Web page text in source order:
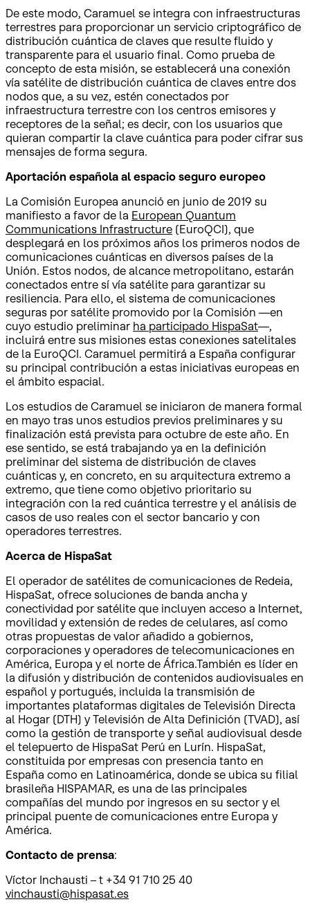
De este modo, Caramuel se integra con infraestructuras
terrestres para proporcionar un servicio criptográfico de
distribución cuántica de claves que resulte fluido y
transparente para el usuario final. Como prueba de
concepto de esta misión, se establecerá una conexión
vía satélite de distribución cuántica de claves entre dos
nodos que, a su vez, estén conectados por
infraestructura terrestre con los centros emisores y
receptores de la señal; es decir, con los usuarios que
quieran compartir la clave cuántica para poder cifrar sus
mensajes de forma segura.
Aportación española al espacio seguro europeo
La Comisión Europea anunció en junio de 2019 su
manifiesto a favor de la European Quantum
Communications Infrastructure (EuroQCI), que
desplegará en los próximos años los primeros nodos de
comunicaciones cuánticas en diversos países de la
Unión. Estos nodos, de alcance metropolitano, estarán
conectados entre sí vía satélite para garantizar su
resiliencia. Para ello, el sistema de comunicaciones
seguras por satélite promovido por la Comisión —en
cuyo estudio preliminar ha participado HispaSat—,
incluirá entre sus misiones estas conexiones satelitales
de la EuroQCI. Caramuel permitirá a España configurar
su principal contribución a estas iniciativas europeas en
el ámbito espacial.
Los estudios de Caramuel se iniciaron de manera formal
en mayo tras unos estudios previos preliminares y su
finalización está prevista para octubre de este año. En
ese sentido, se está trabajando ya en la definición
preliminar del sistema de distribución de claves
cuánticas y, en concreto, en su arquitectura extremo a
extremo, que tiene como objetivo prioritario su
integración con la red cuántica terrestre y el análisis de
casos de uso reales con el sector bancario y con
operadores terrestres.
Acerca de HispaSat
El operador de satélites de comunicaciones de Redeia,
HispaSat, ofrece soluciones de banda ancha y
conectividad por satélite que incluyen acceso a Internet,
movilidad y extensión de redes de celulares, así como
otras propuestas de valor añadido a gobiernos,
corporaciones y operadores de telecomunicaciones en
América, Europa y el norte de África.También es líder en
la difusión y distribución de contenidos audiovisuales en
español y portugués, incluida la transmisión de
importantes plataformas digitales de Televisión Directa
al Hogar (DTH) y Televisión de Alta Definición (TVAD), así
como la gestión de transporte y señal audiovisual desde
el telepuerto de HispaSat Perú en Lurín. HispaSat,
constituida por empresas con presencia tanto en
España como en Latinoamérica, donde se ubica su filial
brasileña HISPAMAR, es una de las principales
compañías del mundo por ingresos en su sector y el
principal puente de comunicaciones entre Europa y
América.
Contacto de prensa:
Víctor Inchausti – t +34 91 710 25 40
vinchausti@hispasat.es